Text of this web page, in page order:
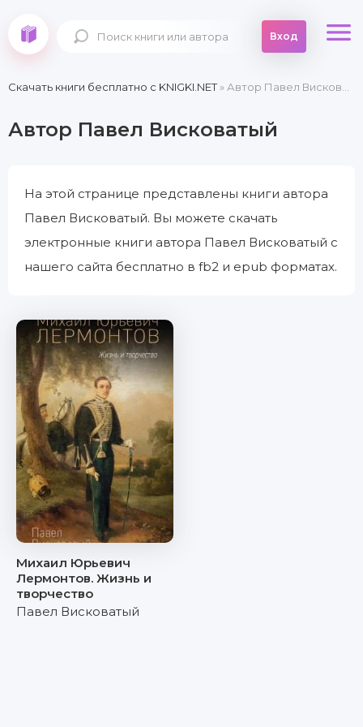
Вход
Скачать книги бесплатно c KNIGKI.NET» Автор Павел Висковатый
Автор Павел Висковатый
На этой странице представлены книги автора
Павел Висковатый. Вы можете скачать
электронные книги автора Павел Висковатый с
нашего сайта бесплатно в fb2 и epub форматах.
Михаил Юрьевич
Лермонтов. Жизнь и
творчество
Павел Висковатый